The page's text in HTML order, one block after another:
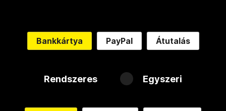
Bankkártya PayPal Átutalás
Rendszeres Egyszeri